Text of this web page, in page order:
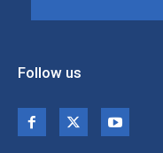
Follow us